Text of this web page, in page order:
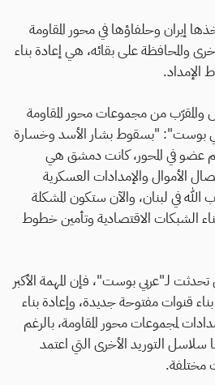
إيران وحلفاؤها في محور المقاومة
والمحافظة على بقائه، هي إعادة بناء
الإمداد.
من مجموعات محور المقاومة
بوست": "بسقوط بشار الأسد وخسارة
عضو في المحور، كانت دمشق هي
الأموال والإمدادات العسكرية
في لبنان، والآن ستكون المشكلة
بناء الشبكات الاقتصادية وتأمين خطوط
لـ"عربي بوست"، فإن المهمة الأكبر
قنوات مفتوحة جديدة، وإعادة بناء
لمجموعات محور المقاومة، بالرغم
التوريد الأخرى التي اعتمد
مختلفة.